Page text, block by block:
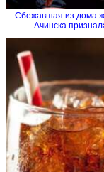
Сбежавшая из дома
Ачинска